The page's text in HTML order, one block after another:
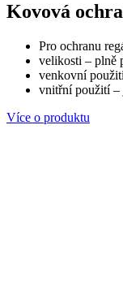
Kovová
Pro ochranu
velikosti – plně
venkovní
vnitřní použití –
Více o produktu